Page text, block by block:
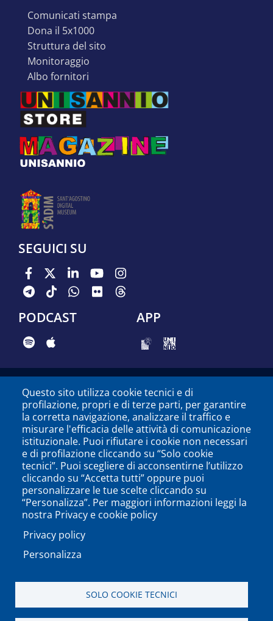
comunicati stampa
dona il 5x1000
struttura del sito
monitoraggio
albo fornitori
SEGUICI SU
PODCAST APP
Questo sito utilizza cookie tecnici e di
profilazione, propri e di terze parti, per garantire
la corretta navigazione, analizzare il traffico e
misurare l'efficacia delle attività di comunicazione
istituzionale. Puoi rifiutare i cookie non necessari
e di profilazione cliccando su “Solo cookie
tecnici”. Puoi scegliere di acconsentirne l’utilizzo
cliccando su “Accetta tutti” oppure puoi
personalizzare le tue scelte cliccando su
“Personalizza”. Per maggiori informazioni leggi la
nostra Privacy e cookie policy
Privacy policy
Personalizza
SOLO COOKIE TECNICI
Università degli Studi del Sannio di Benevento - Piazza
Guerrazzi, 82100 Benevento, ITALY P.IVA: 01114010620